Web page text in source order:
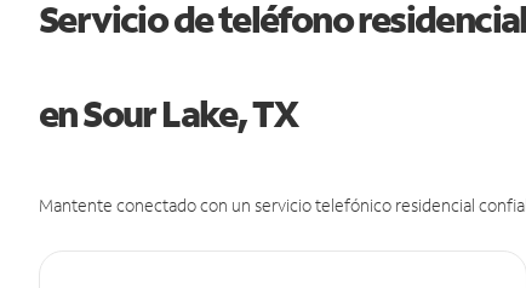
Servicio de teléfono
en Sour Lake, TX
Mantente conectado con un servicio telefónico residencial